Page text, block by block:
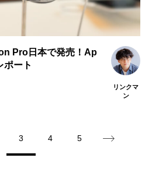
Pro日本で発売！Ap
ポート
リンクマ
ン
3 4 5